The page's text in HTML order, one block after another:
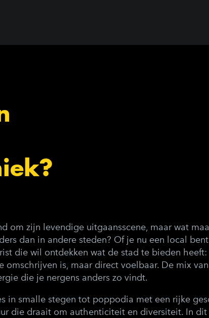
om zijn levendige uitgaansscene, maar wat
dan in andere steden? Of je nu een local
die wil ontdekken wat de stad te bieden heeft:
is, maar direct voelbaar. De mix
die je nergens anders zo vindt.
in smalle stegen tot poppodia met een rijke
die draait om authenticiteit en diversiteit. In